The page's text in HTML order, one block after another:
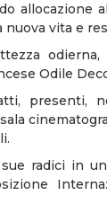
allocazione
nuova vita e
Odile
presenti,
radici in